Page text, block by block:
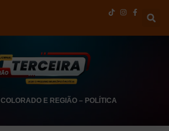
COLORADO E REGIÃO– POLÍTICA